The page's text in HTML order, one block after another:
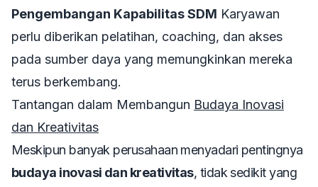
Pengembangan Kapabilitas SDM Karyawan
perlu diberikan pelatihan, coaching, dan akses
pada sumber daya yang memungkinkan mereka
terus berkembang.
Tantangan dalam Membangun Budaya Inovasi
dan Kreativitas
Meskipun banyak perusahaan menyadari pentingnya
budaya inovasi dan kreativitas, tidak sedikit yang